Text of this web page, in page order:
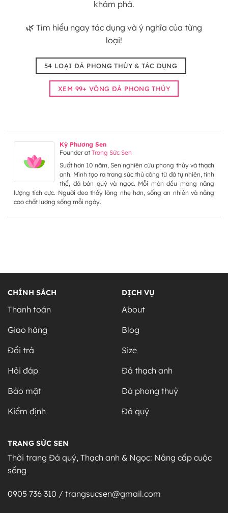
khám phá.
🌿 Tìm hiểu ngay tác dụng và ý nghĩa của từng
loại!
54 LOẠI ĐÁ PHONG THỦY & TÁC DỤNG
XEM 99+ VÒNG ĐÁ PHONG THỦY
Kỳ Phương Sen
FounderatTrang Sức Sen
Suốt hơn 10 năm, Sen nghiên cứu phong thủy và thạch
anh. Mình tạo ra trang sức thủ công từ đá tự nhiên, tinh
thể, đá bán quý và ngọc. Mỗi món đều mang năng
lượng tích cực. Người đeo thấy lòng nhẹ hơn, sống an nhiên và nâng
cao chất lượng sống mỗi ngày.
CHÍNH SÁCH
Thanh toán
Giao hàng
Đổi trả
Hỏi đáp
Bảo mật
Kiểm định
DỊCH VỤ
About
Blog
Size
Đá thạch anh
Đá phong thuỷ
Đá quý
TRANG SỨC SEN
Thời trang Đá quý, Thạch anh & Ngọc: Nâng cấp cuộc
sống
0905 736 310 / trangsucsen@gmail.com